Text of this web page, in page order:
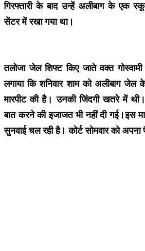
गिरफ्तारी के बाद उन्हें अलीबाग के एक
सेंटर में रखा गया था।
तलोजा जेल शिफ्ट किए जाते वक्त
लगाया कि शनिवार शाम को अलीबाग
मारपीट की है। उनकी जिंदगी खतरे में
बात करने की इजाजत भी नहीं दी गई।इस
सुनवाई चल रही है। कोर्ट सोमवार को